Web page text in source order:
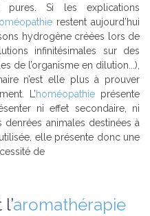
pures. Si les explications
restent aujourd’hui
hydrogène créées lors de
infinitésimales sur des
de l’organisme en dilution...),
n’est elle plus à prouver
L’homéopathie présente
ni effet secondaire, ni
animales destinées à
elle présente donc une
de
aromathérapie